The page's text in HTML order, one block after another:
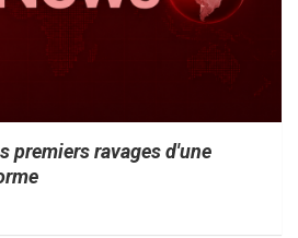
premiers ravages d'une